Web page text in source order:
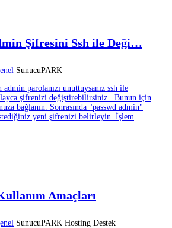
Şifresini Ssh ile Deği…
SunucuPARK
parolanızı unuttuysanız ssh ile
şifrenizi değiştirebilirsiniz. Bunun için
bağlanın. Sonrasında "passwd admin"
yeni şifrenizi belirleyin. İşlem
Amaçları
SunucuPARK Hosting Destek